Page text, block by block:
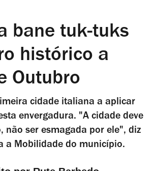
bane tuk-tuks
histórico a
Outubro
cidade italiana a aplicar
envergadura. "A cidade deve
não ser esmagada por ele", diz
a Mobilidade do município.